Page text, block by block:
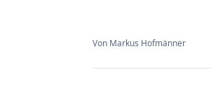
Von Markus Hofmänner